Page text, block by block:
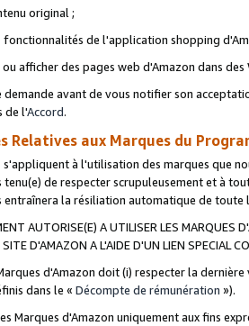
original ;
fonctionnalités de l'application shopping
afficher des pages web d'Amazon dans
avant de vous notifier son
de l'Accord.
Relatives aux Marques du
s'appliquent à l'utilisation des marques que
tenu(e) de respecter scrupuleusement et à
entraînera la résiliation automatique de
AUTORISE(E) A UTILISER LES MARQUES
D'AMAZON A L'AIDE D'UN LIEN SPECIAL
d'Amazon doit (i) respecter la
dans le « Décompte de rémunération »).
Marques d'Amazon uniquement aux fins